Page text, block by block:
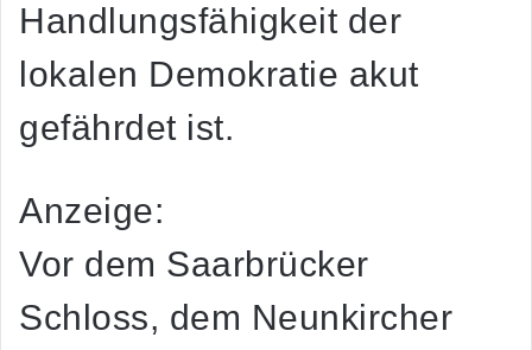
Handlungsfähigkeit der
lokalen Demokratie akut
gefährdet ist.
Anzeige:
Vor dem Saarbrücker
Schloss, dem Neunkircher